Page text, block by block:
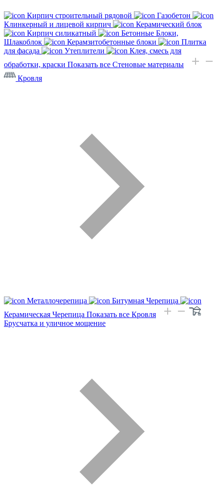
Кирпич строительный рядовой
Газобетон
Клинкерный и лицевой кирпич
Керамический блок
Кирпич силикатный
Бетонные Блоки,
Шлакоблок
Керамзитобетонные блоки
Плитка
для фасада
Утеплители
Клея, смесь для
обработки, краски Показать все Стеновые материалы
Кровля
Металлочерепица
Битумная Черепица
Керамическая Черепица Показать все Кровля
Брусчатка и уличное мощение